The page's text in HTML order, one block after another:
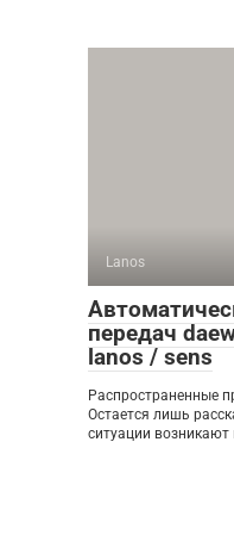
Lanos
передач
lanos / sens
Распространенные
Остается лишь
ситуации возникают